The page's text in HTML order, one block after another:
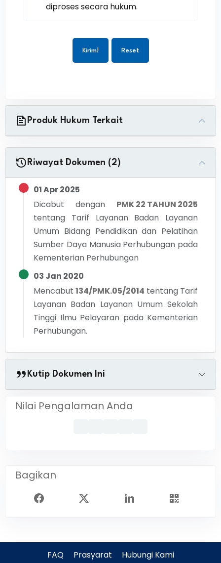
diproses secara hukum.
Kirim! Reset
Produk Hukum Terkait
Riwayat Dokumen (2)
01 Apr 2025
Dicabut dengan
PMK 22 TAHUN 2025
tentang Tarif Layanan Badan Layanan
Umum Bidang Pendidikan dan Pelatihan
Sumber Daya Manusia Perhubungan pada
Kementerian Perhubungan
03 Jan 2020
Mencabut 134/PMK.05/2014 tentang Tarif
Layanan Badan Layanan Umum Sekolah
Tinggi Ilmu Pelayaran pada Kementerian
Perhubungan.
Kutip Dokumen Ini
Nilai Pengalaman Anda
Bagikan
FAQ Prasyarat Hubungi Kami